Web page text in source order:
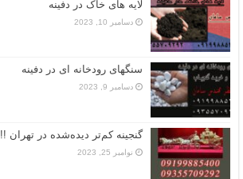
لایه های خاک در دفینه
دسامبر 10, 2023
سنگهای رودخانه ای در دفینه
دسامبر 9, 2023
گنجینه کم‌تر دیده‌شده در تهران !!
نوامبر 25, 2023